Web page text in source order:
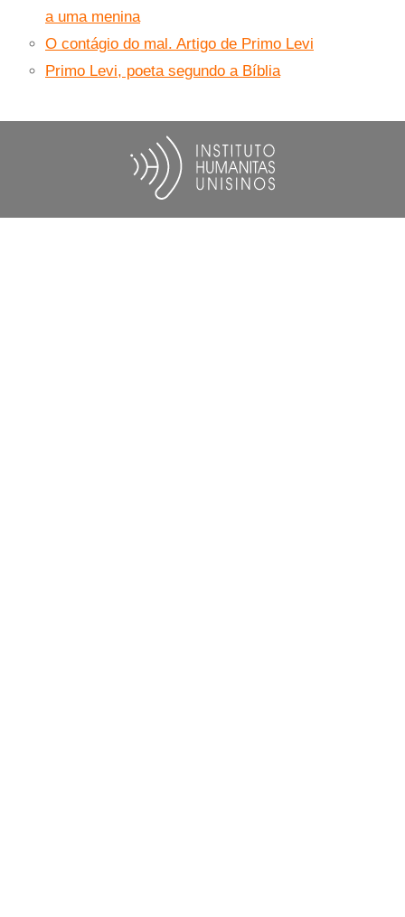
a uma menina
O contágio do mal. Artigo de Primo Levi
Primo Levi, poeta segundo a Bíblia